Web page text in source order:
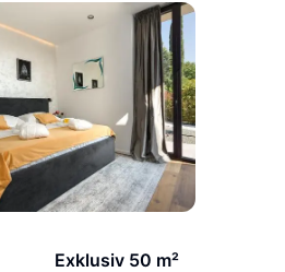
Exklusiv 50 m²